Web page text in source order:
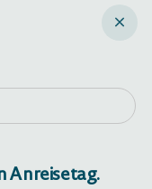
Anreisetag.